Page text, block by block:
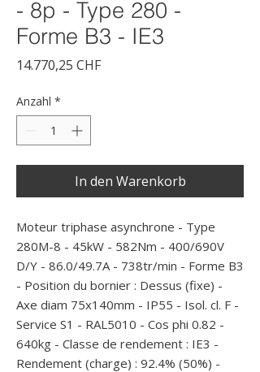
- 8p - Type 280 -
Forme B3 - IE3
14.770,25 CHFPreis
Anzahl *
In den Warenkorb
Moteur triphase asynchrone - Type
280M-8 - 45kW - 582Nm - 400/690V
D/Y - 86.0/49.7A - 738tr/min - Forme B3
- Position du bornier : Dessus (fixe) -
Axe diam 75x140mm - IP55 - Isol. cl. F -
Service S1 - RAL5010 - Cos phi 0.82 -
640kg - Classe de rendement : IE3 -
Rendement (charge) : 92.4% (50%) -